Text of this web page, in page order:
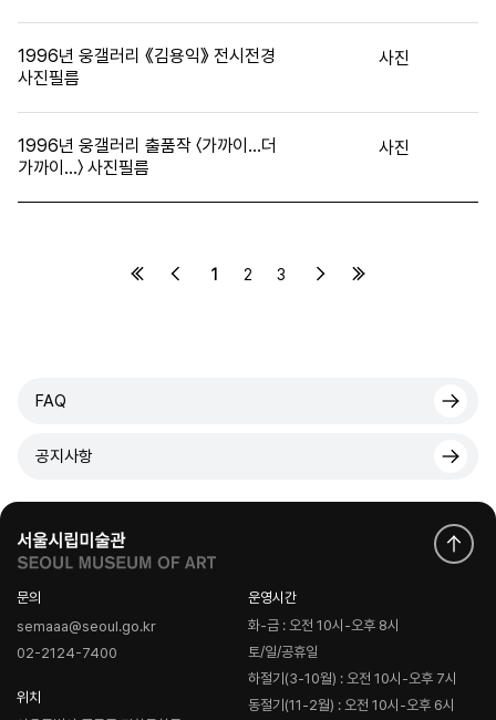
1996년 웅갤러리 《김용익》 전시전경
사진필름
사진
1996년 웅갤러리 출품작 〈가까이…더
가까이…〉 사진필름
사진
1 2 3
FAQ
공지사항
문의
semaaa@seoul.go.kr
02-2124-7400
위치
운영시간
화-금 : 오전 10시-오후 8시
토/일/공휴일
하절기(3-10월) : 오전 10시-오후 7시
동절기(11-2월) : 오전 10시-오후 6시